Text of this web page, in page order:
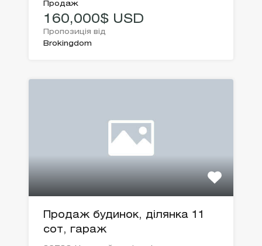
Продаж
160,000$ USD
Пропозиція від
Brokingdom
Продаж будинок, ділянка 11
сот, гараж